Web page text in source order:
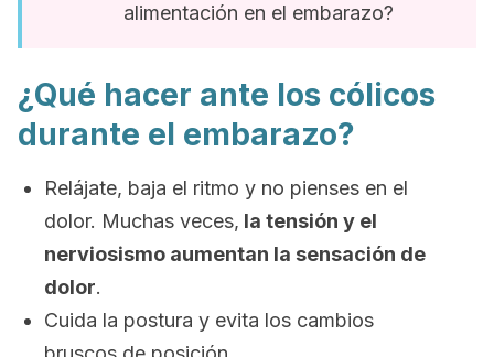
alimentación en el embarazo?
¿Qué hacer ante los cólicos
durante el embarazo?
Relájate, baja el ritmo y no pienses en el
dolor. Muchas veces, la tensión y el
nerviosismo aumentan la sensación de
dolor.
Cuida la postura y evita los cambios